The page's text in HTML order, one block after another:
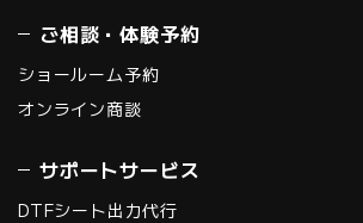
ご相談・体験予約
ショールーム予約
オンライン商談
サポートサービス
DTFシート出力代行